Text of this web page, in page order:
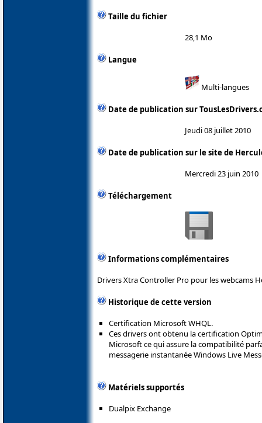
Taille du fichier
28,1 Mo
Langue
Multi-langues
Date de publication sur
Jeudi 08 juillet 2010
Date de publication sur le site de
Mercredi 23 juin 2010
Téléchargement
Informations complémentaires
Drivers Xtra Controller Pro pour les webcams
Historique de cette version
Certification Microsoft WHQL.
Ces drivers ont obtenu la certification
Microsoft ce qui assure la compatibilité
messagerie instantanée Windows Live
Matériels supportés
Dualpix Exchange